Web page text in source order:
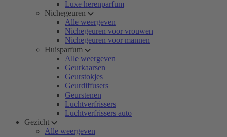
Luxe herenparfum
Nichegeuren
Alle weergeven
Nichegeuren voor vrouwen
Nichegeuren voor mannen
Huisparfum
Alle weergeven
Geurkaarsen
Geurstokjes
Geurdiffusers
Geurstenen
Luchtverfrissers
Luchtverfrissers auto
Gezicht
Alle weergeven